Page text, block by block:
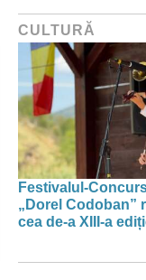
CULTURĂ
Festivalul-
„Dorel Codoban”
cea de-a XIII-a